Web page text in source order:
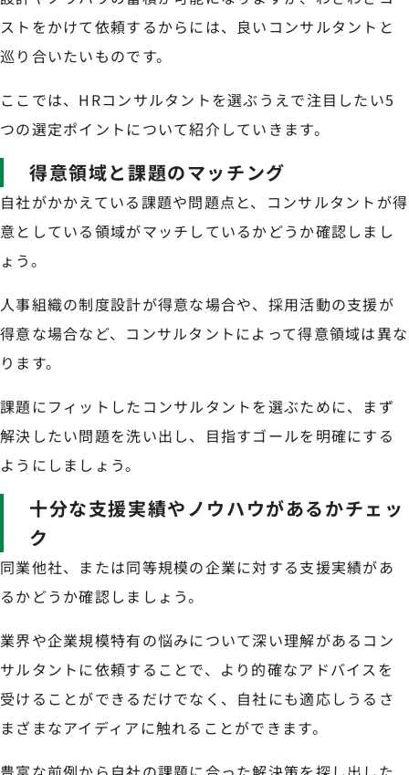
ストをかけて依頼するからには、良いコンサルタントと
巡り合いたいものです。
ここでは、HRコンサルタントを選ぶうえで注目したい5
つの選定ポイントについて紹介していきます。
得意領域と課題のマッチング
自社がかかえている課題や問題点と、コンサルタントが得
意としている領域がマッチしているかどうか確認しまし
ょう。
人事組織の制度設計が得意な場合や、採用活動の支援が
得意な場合など、コンサルタントによって得意領域は異な
ります。
課題にフィットしたコンサルタントを選ぶために、まず
解決したい問題を洗い出し、目指すゴールを明確にする
ようにしましょう。
十分な支援実績やノウハウがあるかチェッ
ク
同業他社、または同等規模の企業に対する支援実績があ
るかどうか確認しましょう。
業界や企業規模特有の悩みについて深い理解があるコン
サルタントに依頼することで、より的確なアドバイスを
受けることができるだけでなく、自社にも適応しうるさ
まざまなアイディアに触れることができます。